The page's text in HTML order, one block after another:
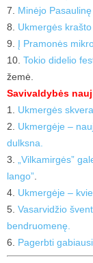
7. Minėjo
8. Ukmergės
9. Į Pramonės
10. Tokio didelio
žemė.
Savivaldybės
1. Ukmergės
2. Ukmergėje –
dulksna.
3.
„Vilkamirgės”
lango”
4. Ukmergėje –
5. Vasarvidžio
bendruomenę.
6. Pagerbti